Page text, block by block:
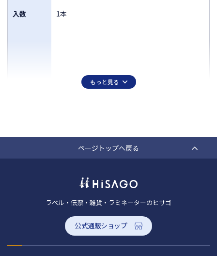
入数 1本
もっと見る
ページトップへ戻る
ラベル・伝票・雑貨・ラミネーターのヒサゴ
公式通販ショップ